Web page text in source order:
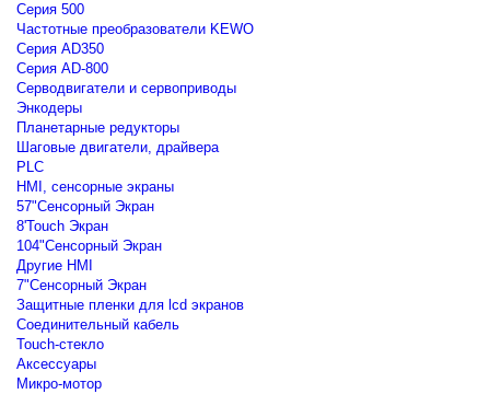
Серия 500
Частотные преобразователи KEWO
Серия AD350
Серия AD-800
Серводвигатели и сервоприводы
Энкодеры
Планетарные редукторы
Шаговые двигатели, драйвера
PLC
HMI, сенсорные экраны
57"Сенсорный Экран
8'Touch Экран
104"Сенсорный Экран
Другие HMI
7"Сенсорный Экран
Защитные пленки для lcd экранов
Соединительный кабель
Touch-стекло
Аксессуары
Микро-мотор